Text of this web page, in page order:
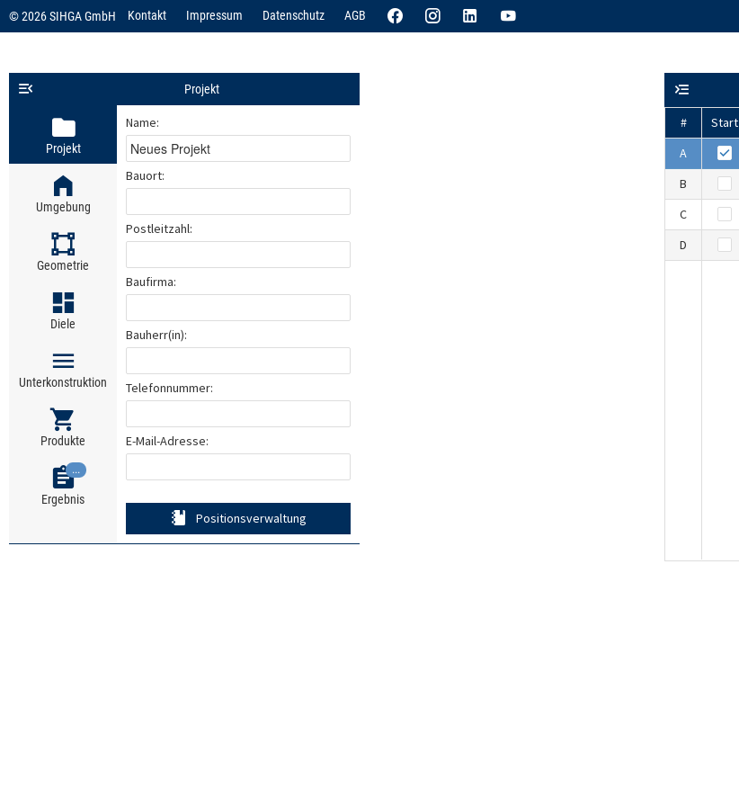
© 2026 SIHGA GmbH Kontakt Impressum Datenschutz AGB
# Start
A
B
C
D
Projekt
Projekt
Umgebung
Geometrie
Diele
Unterkonstruktion
Produkte
Ergebnis
...
Name:
Bauort:
Postleitzahl:
Baufirma:
Bauherr(in):
Telefonnummer:
E-Mail-Adresse:
Positionsverwaltung